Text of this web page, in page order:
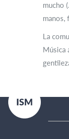
mucho
manos,
La
Música